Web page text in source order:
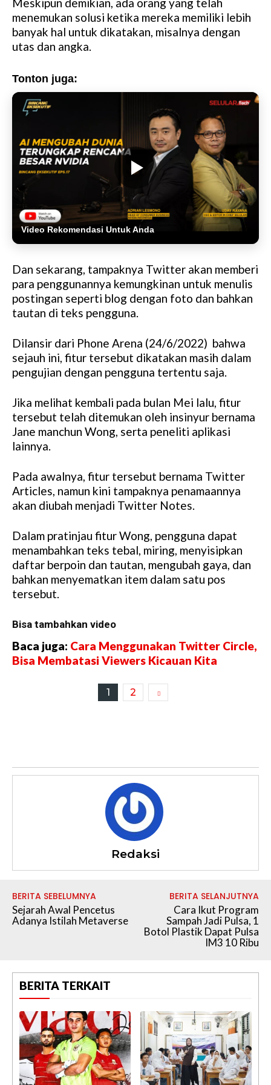
menemukan solusi ketika mereka memiliki lebih
banyak hal untuk dikatakan, misalnya dengan
utas dan angka.
Tonton juga:
Video Rekomendasi Untuk Anda
Dan sekarang, tampaknya Twitter akan memberi
para penggunannya kemungkinan untuk menulis
postingan seperti blog dengan foto dan bahkan
tautan di teks pengguna.
Dilansir dari Phone Arena (24/6/2022) bahwa
sejauh ini, fitur tersebut dikatakan masih dalam
pengujian dengan pengguna tertentu saja.
Jika melihat kembali pada bulan Mei lalu, fitur
tersebut telah ditemukan oleh insinyur bernama
Jane manchun Wong, serta peneliti aplikasi
lainnya.
Pada awalnya, fitur tersebut bernama Twitter
Articles, namun kini tampaknya penamaannya
akan diubah menjadi Twitter Notes.
Dalam pratinjau fitur Wong, pengguna dapat
menambahkan teks tebal, miring, menyisipkan
daftar berpoin dan tautan, mengubah gaya, dan
bahkan menyematkan item dalam satu pos
tersebut.
Bisa tambahkan video
Baca juga: Cara Menggunakan Twitter Circle,
Bisa Membatasi Viewers Kicauan Kita
1 2
Redaksi
BERITA SEBELUMNYA
Sejarah Awal Pencetus
Adanya Istilah Metaverse
BERITA SELANJUTNYA
Cara Ikut Program
Sampah Jadi Pulsa, 1
Botol Plastik Dapat Pulsa
IM3 10 Ribu
BERITA TERKAIT